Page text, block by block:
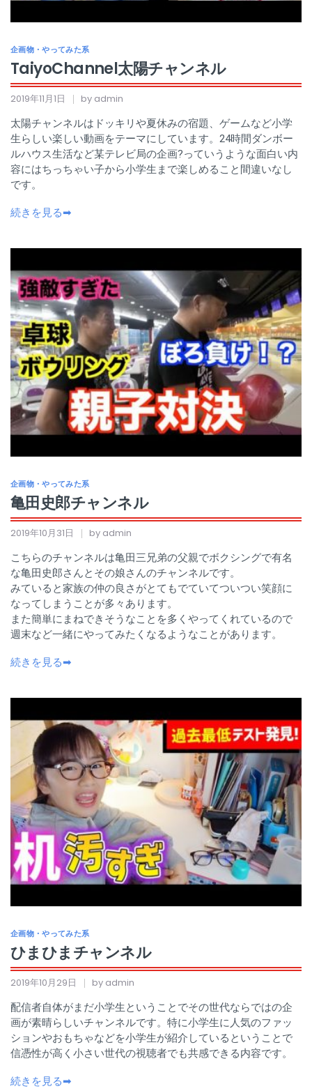
企画物・やってみた系
TaiyoChannel太陽チャンネル
2019年11月1日 by admin
太陽チャンネルはドッキリや夏休みの宿題、ゲームなど小学
生らしい楽しい動画をテーマにしています。24時間ダンボー
ルハウス生活など某テレビ局の企画?っていうような面白い内
容にはちっちゃい子から小学生まで楽しめること間違いなし
です。
続きを見る➡
企画物・やってみた系
亀田史郎チャンネル
2019年10月31日 by admin
こちらのチャンネルは亀田三兄弟の父親でボクシングで有名
な亀田史郎さんとその娘さんのチャンネルです。
みていると家族の仲の良さがとてもでていてついつい笑顔に
なってしまうことが多々あります。
また簡単にまねできそうなことを多くやってくれているので
週末など一緒にやってみたくなるようなことがあります。
続きを見る➡
企画物・やってみた系
ひまひまチャンネル
2019年10月29日 by admin
配信者自体がまだ小学生ということでその世代ならではの企
画が素晴らしいチャンネルです。特に小学生に人気のファッ
ションやおもちゃなどを小学生が紹介しているということで
信憑性が高く小さい世代の視聴者でも共感できる内容です。
続きを見る➡